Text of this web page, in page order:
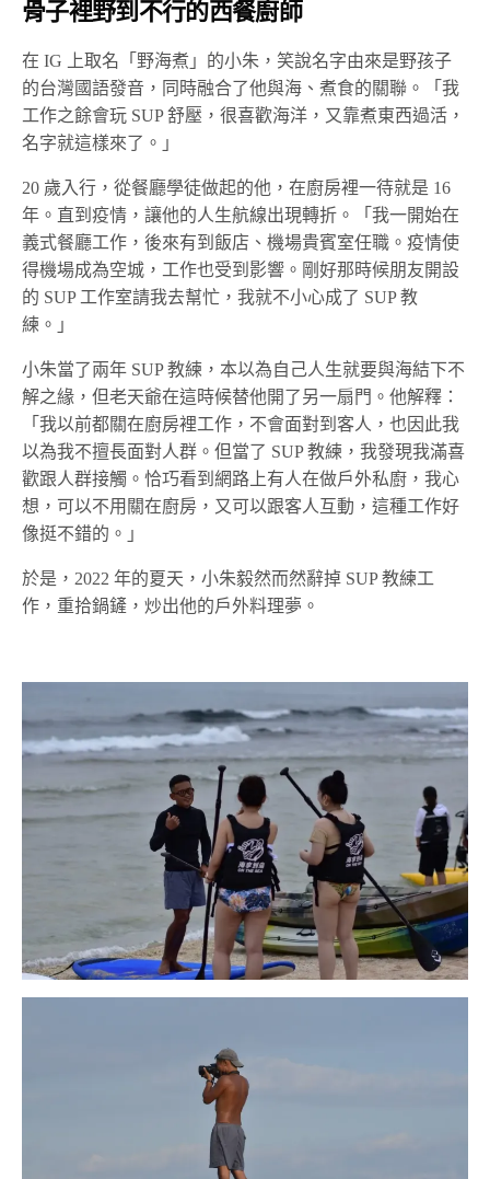
骨子裡野到不行的西餐廚師
在 IG 上取名「野海煮」的小朱，笑說名字由來是野孩子
的台灣國語發音，同時融合了他與海、煮食的關聯。「我
工作之餘會玩 SUP 舒壓，很喜歡海洋，又靠煮東西過活，
名字就這樣來了。」
20 歲入行，從餐廳學徒做起的他，在廚房裡一待就是 16
年。直到疫情，讓他的人生航線出現轉折。「我一開始在
義式餐廳工作，後來有到飯店、機場貴賓室任職。疫情使
得機場成為空城，工作也受到影響。剛好那時候朋友開設
的 SUP 工作室請我去幫忙，我就不小心成了 SUP 教
練。」
小朱當了兩年 SUP 教練，本以為自己人生就要與海結下不
解之緣，但老天爺在這時候替他開了另一扇門。他解釋：
「我以前都關在廚房裡工作，不會面對到客人，也因此我
以為我不擅長面對人群。但當了 SUP 教練，我發現我滿喜
歡跟人群接觸。恰巧看到網路上有人在做戶外私廚，我心
想，可以不用關在廚房，又可以跟客人互動，這種工作好
像挺不錯的。」
於是，2022 年的夏天，小朱毅然而然辭掉 SUP 教練工
作，重拾鍋鏟，炒出他的戶外料理夢。